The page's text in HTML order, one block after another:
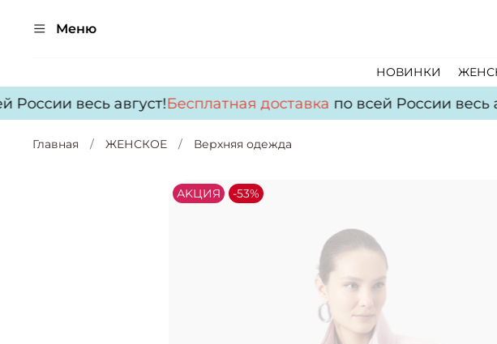
Меню
НОВИНКИ
весь август!Бесплатная доставкапо всей России весь
Главная ЖЕНСКОЕ Верхняя одежда
АKЦИЯ -53%